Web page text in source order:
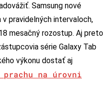
Samsung nové
pravidelných intervaloch,
mesačný rozostup. Aj preto
série Galaxy Tab
výkonu dostať aj
na úrovni